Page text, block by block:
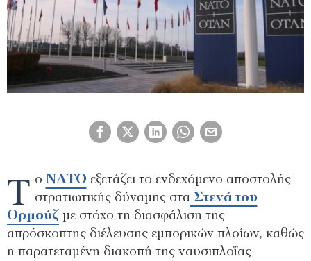
Τ ο ΝΑΤΟ εξετάζει το ενδεχόμενο αποστολής
στρατιωτικής δύναμης σταΣτενά του
Ορμούζ με στόχο τη διασφάλιση της
απρόσκοπτης διέλευσης εμπορικών πλοίων, καθώς
η παρατεταμένη διακοπή της ναυσιπλοΐας